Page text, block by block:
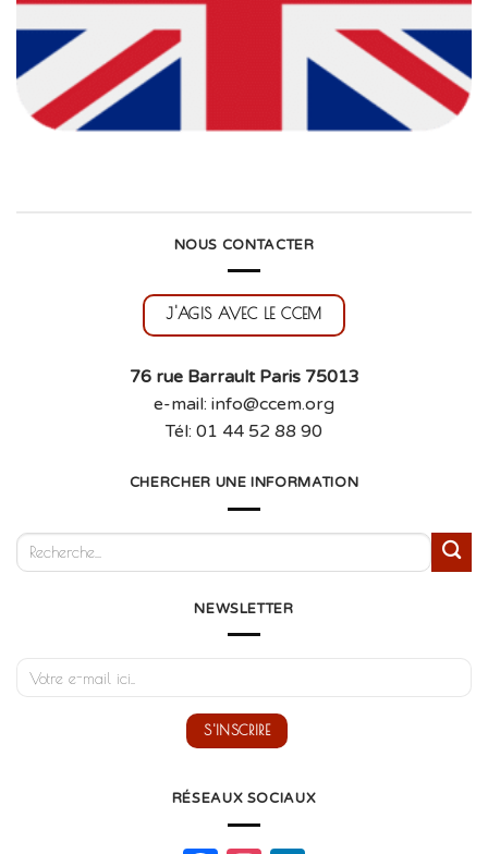
NOUS CONTACTER
J'AGIS AVEC LE CCEM
76 rue Barrault Paris 75013
e-mail: info@ccem.org
Tél: 01 44 52 88 90
CHERCHER UNE INFORMATION
NEWSLETTER
RÉSEAUX SOCIAUX